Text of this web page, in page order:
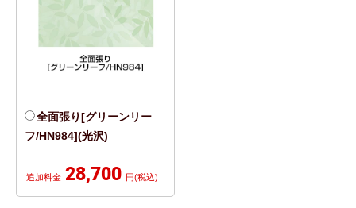
全面張り[グリーンリー
フ/HN984](光沢)
追加料金 28,700 円(税込)